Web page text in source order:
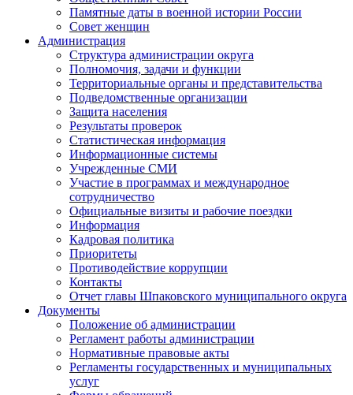
Памятные даты в военной истории России
Совет женщин
Администрация
Структура администрации округа
Полномочия, задачи и функции
Территориальные органы и представительства
Подведомственные организации
Защита населения
Результаты проверок
Статистическая информация
Информационные системы
Учрежденные СМИ
Участие в программах и международное
сотрудничество
Официальные визиты и рабочие поездки
Информация
Кадровая политика
Приоритеты
Противодействие коррупции
Контакты
Отчет главы Шпаковского муниципального округа
Документы
Положение об администрации
Регламент работы администрации
Нормативные правовые акты
Регламенты государственных и муниципальных
услуг